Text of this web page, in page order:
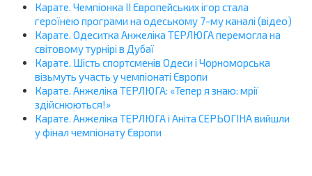
Карате. Чемпіонка ІІ Європейських ігор стала
героїнею програми на одеському 7-му каналі (відео)
Карате. Одеситка Анжеліка ТЕРЛЮГА перемогла на
світовому турнірі в Дубаї
Карате. Шість спортсменів Одеси і Чорноморська
візьмуть участь у чемпіонаті Європи
Карате. Анжеліка ТЕРЛЮГА: «Тепер я знаю: мрії
здійснюються!»
Карате. Анжеліка ТЕРЛЮГА і Аніта СЕРЬОГІНА вийшли
у фінал чемпіонату Європи